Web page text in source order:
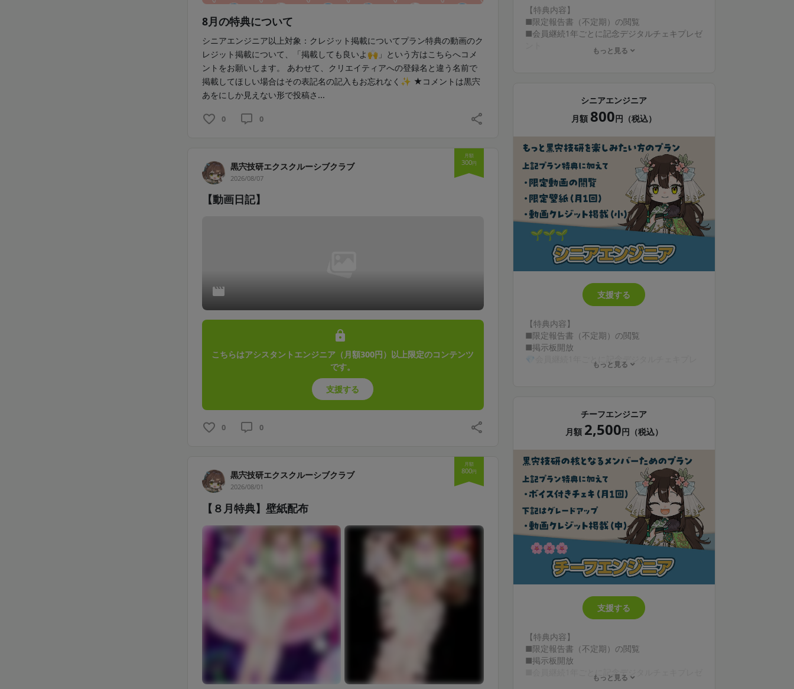
8月の特典について
シニアエンジニア以上対象：クレジット掲載についてプラン特典の動画のク
レジット掲載について、「掲載しても良いよ🙌」という方はこちらへコメ
ントをお願いします。 あわせて、クリエイティアへの登録名と違う名前で
掲載してほしい場合はその表記名の記入もお忘れなく✨ ★コメントは黒宍
あをにしか見えない形で投稿さ...
0 0
黒宍技研エクスクルーシブクラブ
2026/08/07
月額
300円
【動画日記】
こちらはアシスタントエンジニア（月額300円）以上限定のコンテンツ
です。
支援する
0 0
黒宍技研エクスクルーシブクラブ
2026/08/01
月額
800円
【８月特典】壁紙配布
【特典内容】
■限定報告書（不定期）の閲覧
■会員継続1年ごとに記念デジタルチェキプレゼ
もっと見る
シニアエンジニア
月額 800円（税込）
支援する
【特典内容】
■限定報告書（不定期）の閲覧
■掲示板開放
💎会員継続1年ごとに記念デジタルチェキプレ
* 配布画像は動画や配信のサムネ等で使用され
* instaxおよびチェキは、富士フイルム株式会
社の登録商標または商標です
もっと見る
チーフエンジニア
月額 2,500円（税込）
支援する
【特典内容】
■限定報告書（不定期）の閲覧
■掲示板開放
■会員継続1年ごとに記念デジタルチェキプレゼ
もっと見る